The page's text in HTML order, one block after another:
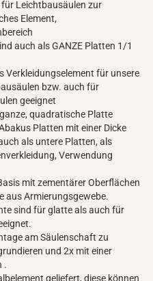
Leichtbausäulen zur
Element,
auch als GANZE Platten 1/1
Verkleidungselement für unsere
bzw. auch für
geeignet
quadratische Platte
Platten mit einer Dicke
als untere Platten, als
Verwendung
mit zementärer Oberflächen
aus Armierungsgewebe.
sind für glatte als auch für
am Säulenschaft zu
und 2x mit einer
.
geliefert, diese können